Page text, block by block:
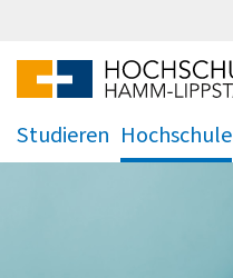
Studieren
.
Hochschule
.